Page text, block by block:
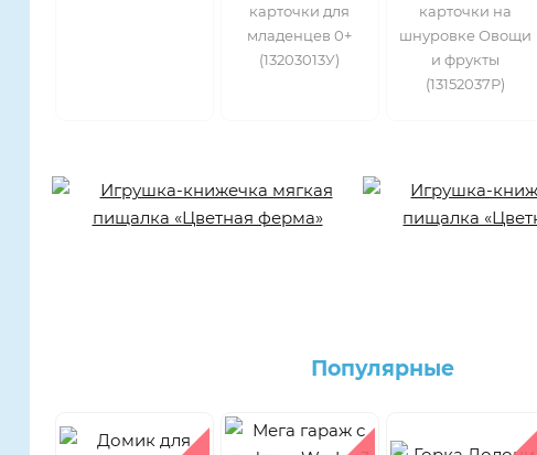
карточки для
младенцев 0+
(13203013У)
карточки на
шнуровке Овощи
и фрукты
(13152037Р)
Популярные